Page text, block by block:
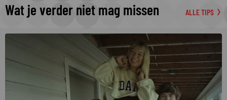
Wat je verder niet mag missen ALLE TIPS